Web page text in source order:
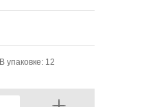
В упаковке: 12